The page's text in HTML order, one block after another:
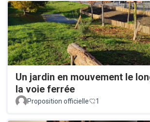
Un jardin en mouvement le
la voie ferrée
Proposition officielle 1